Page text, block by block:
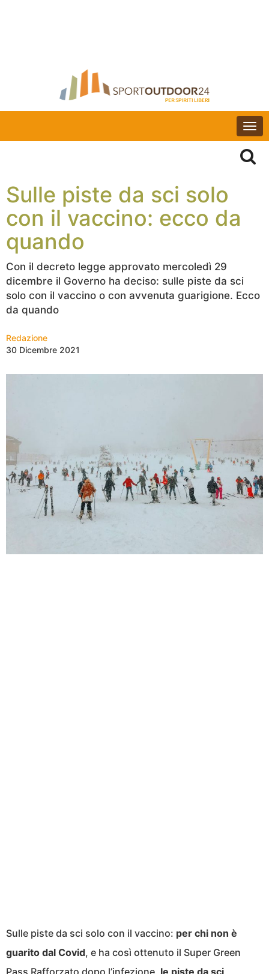
Sulle piste da sci solo
con il vaccino: ecco da
quando
Con il decreto legge approvato mercoledì 29
dicembre il Governo ha deciso: sulle piste da sci
solo con il vaccino o con avvenuta guarigione. Ecco
da quando
Redazione
30 Dicembre 2021
Sulle piste da sci solo con il vaccino: per chi non è
guarito dal Covid, e ha così ottenuto il Super Green